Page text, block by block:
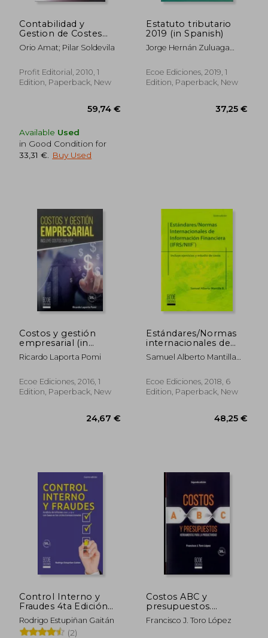
66,34 €
Contabilidad y
Gestion de Costes
(Nuevo) (in Spanish)
Orio Amat; Pilar Soldevila
Profit Editorial, 2010, 1
Edition, Paperback, New
Available Used
in Good Condition for
33,31 €
Buy Used
Estatuto tributario
2019 (in Spanish)
Jorge Hernán Zuluaga
Ecoe Ediciones, 2019, 1
Edition, Paperback, New
Costos y gestión
empresarial (in
Spanish)
Ricardo Laporta Pomi
Ecoe Ediciones, 2016, 1
Edition, Paperback, New
Estándares/Normas
internacionales de
información
financiera (IFRS/NIIF).
estudios de caso - 6ta
edición (in Spanish)
Samuel Alberto Mantilla
Ecoe Ediciones, 2018, 6
Edition, Paperback, New
Control Interno y
Fraudes 4ta Edición
(in Spanish)
Rodrigo Estupiñan Gaitán
(2)
Costos ABC y
presupuestos.
Herramientas para la
productividad (in
Francisco J. Toro López